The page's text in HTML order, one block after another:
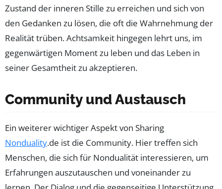
Zustand der inneren Stille zu erreichen und sich von
den Gedanken zu lösen, die oft die Wahrnehmung der
Realität trüben. Achtsamkeit hingegen lehrt uns, im
gegenwärtigen Moment zu leben und das Leben in
seiner Gesamtheit zu akzeptieren.
Community und Austausch
Ein weiterer wichtiger Aspekt von Sharing
Nonduality.de ist die Community. Hier treffen sich
Menschen, die sich für Nondualität interessieren, um
Erfahrungen auszutauschen und voneinander zu